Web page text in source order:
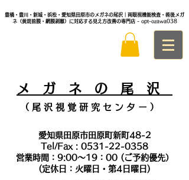
豊橋・豊川・新城・浜松・愛知県田原市のメガネの尾沢｜両眼視機能検査・術後メガ
ネ（黄斑前膜・網膜剥離）に対応する見え方改善の専門店 - opt-ozawa038
メ ガ ネ の 尾 沢
（ 尾 沢 視 覚 研 究 セ ン タ ー ）
愛知県田原市田原町新町48-2
Tel/Fax : 0531-22-0358
営業時間：9:00～19：00 (ご予約優先）
(定休日：火曜日・第4日曜日)